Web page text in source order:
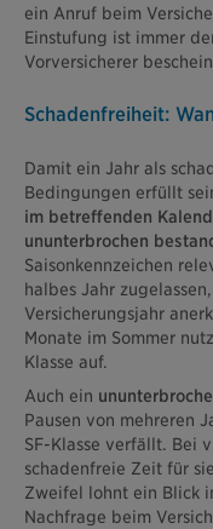
ein Anruf beim
Einstufung ist immer
Vorversicherer
Schadenfreiheit:
Damit ein Jahr als
Bedingungen erfüllt
im betreffenden
ununterbrochen
Saisonkennzeichen
halbes Jahr
Versicherungsjahr
Monate im Sommer
Klasse auf.
Auch ein
Pausen von mehreren
SF-Klasse verfällt. Bei
schadenfreie Zeit für
Zweifel lohnt ein Blick
Nachfrage beim